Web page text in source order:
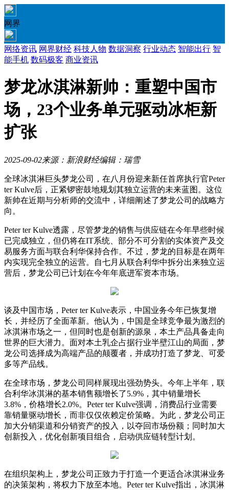
网界
网络资讯 网界财经 科技人物 数据洞察 行业动态 智能出行 智
能手机 数码极客 商业资讯
梦龙冰淇淋新帅：重塑中国市
场，23个业务单元驱动冰柜新
扩张
2025-09-02来源：新浪财经编辑：瑞雪
全球冰淇淋巨头梦龙公司，在八月份迎来新任首席执行官Peter
ter Kulve后，正紧锣密鼓地规划其独立运营的未来蓝图。这位
新帅在近期与分析师的交流中，详细阐述了梦龙公司的战略方
向。
Peter ter Kulve透露，尽管梦龙的销售与供应链在今年早些时候
已完成独立，但仍将在IT系统、部分不可分割的实体资产及交
易服务方面与联合利华保持合作。不过，梦龙的目标是在两年
内实现完全独立的运营。自七月从联合利华中拆分出来独立运
营后，梦龙公司已计划在今年年底进军资本市场。
谈及中国市场，Peter ter Kulve表示，中国业务今年已恢复增
长，并经历了全面革新。他认为，中国是全球竞争最为激烈的
冰淇淋市场之一，但同时也是创新的源泉，本土产品具备走向
世界的巨大潜力。面对本土乳企占据行业半壁江山的局面，梦
龙公司选择成为高端产品的颠覆者，并成功打造了梦龙、可爱
多等产品线。
在全球市场，梦龙公司同样展现出强劲势头。今年上半年，联
合利华冰淇淋的基本销售额增长了5.9%，其中销量增长
3.8%，价格增长2.0%。Peter ter Kulve强调，消费品行业需要
靠销量驱动增长，而非仅仅依赖定价策略。为此，梦龙公司正
加大分销渠道和分销资产的投入，以夺回市场份额；同时加大
创新投入，优化创新项目组合，启动供应链转型计划。
在组织架构上，梦龙公司正致力于打造一个更适合冰淇淋业务
的决策架构，将权力下放至本地。Peter ter Kulve指出，冰淇淋